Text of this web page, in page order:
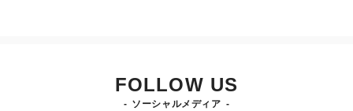
FOLLOW US
ソーシャルメディア